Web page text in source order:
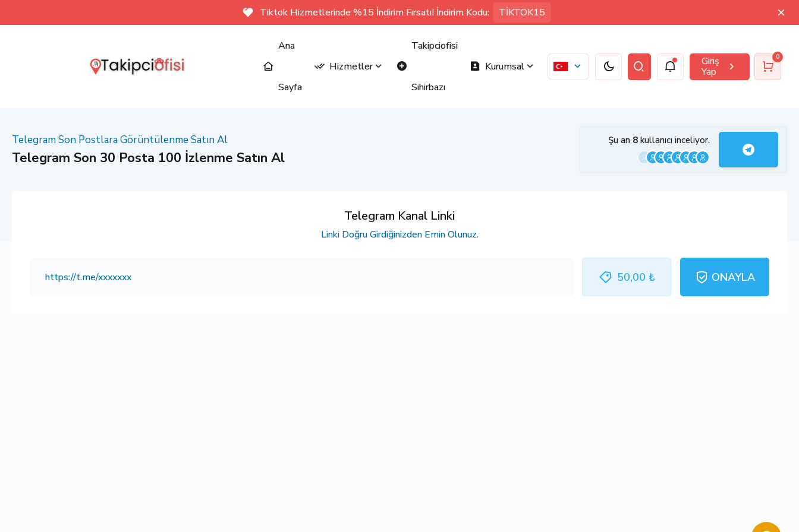
Tiktok Hizmetlerinde %15 İndirim Fırsatı! İndirim Kodu: TİKTOK15
Ana
Sayfa
Hizmetler
Takipciofisi
Sihirbazı
Kurumsal
Giriş
Yap
0
Telegram Son Postlara Görüntülenme Satın Al
Telegram Son 30 Posta 100 İzlenme Satın Al
Şu an 8 kullanıcı inceliyor.
Telegram Kanal Linki
Linki Doğru Girdiğinizden Emin Olunuz.
50,00 ₺ ONAYLA